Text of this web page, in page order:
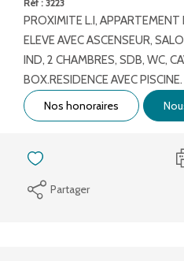
Réf : 3223
PROXIMITE L.I, APPARTEMENT
ELEVE AVEC ASCENSEUR,
IND, 2 CHAMBRES, SDB, WC,
BOX.RESIDENCE AVEC PISCINE.
Nos honoraires
Partager